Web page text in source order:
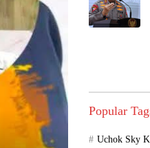
Popular
Uchok Sky